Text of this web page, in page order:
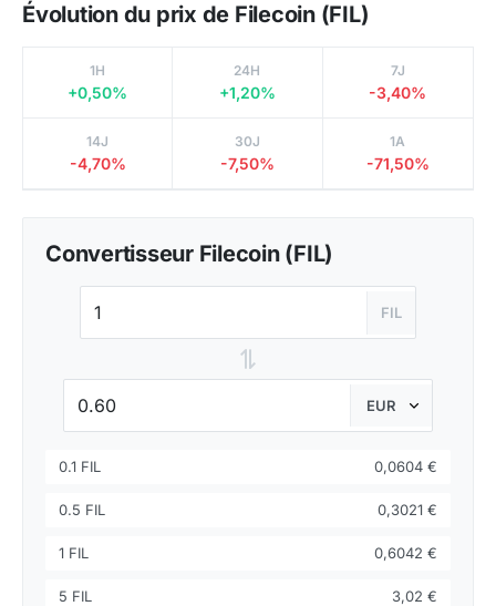
Évolution du prix de Filecoin (FIL)
1H
+0,50%
24H
+1,20%
7J
-3,40%
14J
-4,70%
30J
-7,50%
1A
-71,50%
Convertisseur Filecoin (FIL)
FIL
⇌
0.1 FIL 0,0604 €
0.5 FIL 0,3021 €
1 FIL 0,6042 €
5 FIL 3,02 €